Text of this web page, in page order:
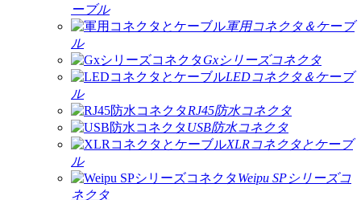
ーブル
軍用コネクタ＆ケーブ
ル
Gxシリーズコネクタ
LEDコネクタ＆ケーブ
ル
RJ45防水コネクタ
USB防水コネクタ
XLRコネクタとケーブ
ル
Weipu SPシリーズコ
ネクタ